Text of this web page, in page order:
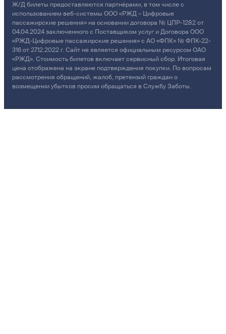
Ж/Д билеты предоставляются партнёрами, в том числе с
использованием веб-системы ООО «РЖД – Цифровые
пассажирские решения» на основании договора № ЦПР-1282 от
04.04.2024 заключенного с Поставщиком услуг и Договора ООО
«РЖД-Цифровые пассажирские решения» с АО «ФПК» № ФПК-22-
316 от 27.12.2022 г. Сайт не является официальным ресурсом ОАО
«РЖД». Стоимость билетов включает сервисный сбор. Итоговая
цена отображена на экране подтверждения покупки. По вопросам
рассмотрения обращений, жалоб, претензий граждан о
возмещении убытков просим обращаться в Службу Заботы.